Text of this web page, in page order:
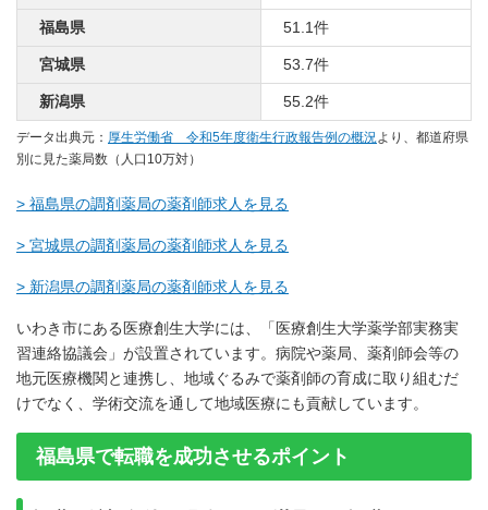
福島県 51.1件
宮城県 53.7件
新潟県 55.2件
データ出典元： 厚生労働省 令和5年度衛生行政報告例の概況より、都道府県
別に見た薬局数（人口10万対）
> 福島県の調剤薬局の薬剤師求人を見る
> 宮城県の調剤薬局の薬剤師求人を見る
> 新潟県の調剤薬局の薬剤師求人を見る
いわき市にある医療創生大学には、「医療創生大学薬学部実務実
習連絡協議会」が設置されています。病院や薬局、薬剤師会等の
地元医療機関と連携し、地域ぐるみで薬剤師の育成に取り組むだ
けでなく、学術交流を通して地域医療にも貢献しています。
福島県で転職を成功させるポイント